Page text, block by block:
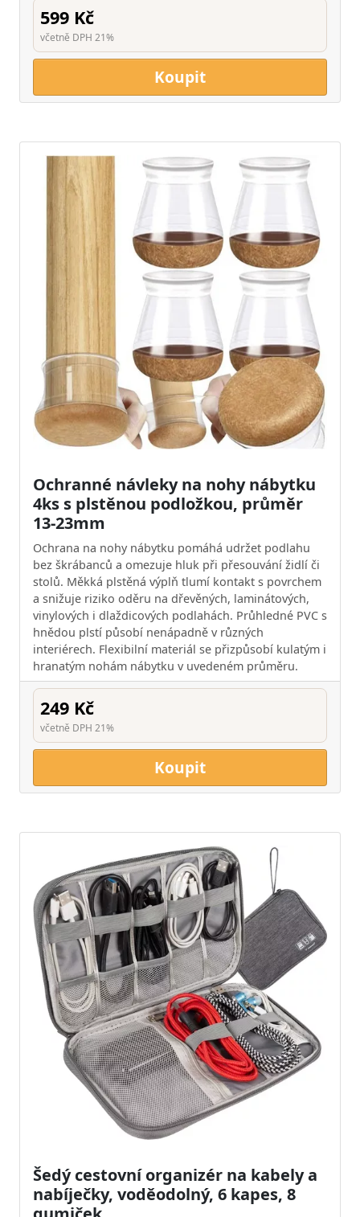
599 Kč
včetně DPH 21%
Koupit
Ochranné návleky na nohy nábytku
4ks s plstěnou podložkou, průměr
13-23mm
Ochrana na nohy nábytku pomáhá udržet podlahu
bez škrábanců a omezuje hluk při přesouvání židlí či
stolů. Měkká plstěná výplň tlumí kontakt s povrchem
a snižuje riziko oděru na dřevěných, laminátových,
vinylových i dlaždicových podlahách. Průhledné PVC s
hnědou plstí působí nenápadně v různých
interiérech. Flexibilní materiál se přizpůsobí kulatým i
hranatým nohám nábytku v uvedeném průměru.
249 Kč
včetně DPH 21%
Koupit
Šedý cestovní organizér na kabely a
nabíječky, voděodolný, 6 kapes, 8